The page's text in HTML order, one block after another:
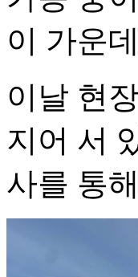
이 가운
이날 현
지어 서
사를 통